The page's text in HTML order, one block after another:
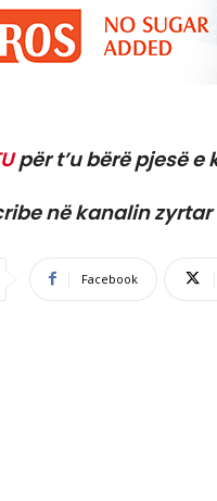
për t’u bërë pjesë
në kanalin zyrtar
Facebook